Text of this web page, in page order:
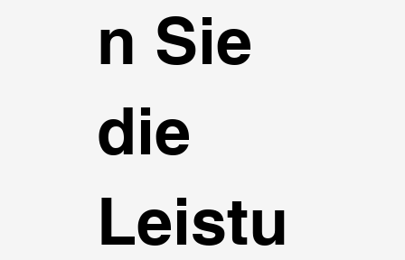
n Sie
die
Leistu